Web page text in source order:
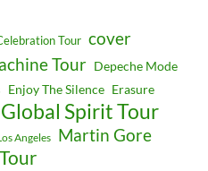
Tour cover
Tour Depeche Mode
Enjoy The Silence Erasure
Global Spirit Tour
Angeles Martin Gore